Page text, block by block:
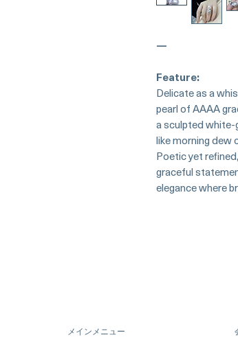
—
Feature:
Delicate as a
pearl of AAAA
a sculpted
like morning dew
Poetic yet
graceful
elegance where
メインメニュー